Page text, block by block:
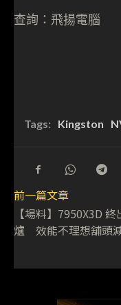
查詢：飛揚電腦
Tags: Kingston
前一篇文章
【場料】7950X3D 終
爐 效能不理想舖頭